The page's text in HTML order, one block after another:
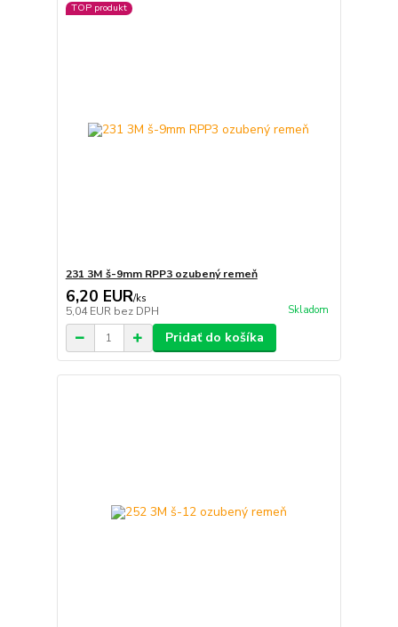
TOP produkt
231 3M š-9mm RPP3 ozubený remeň
6,20 EUR/ks
5,04 EUR bez DPH Skladom
Pridať do košíka